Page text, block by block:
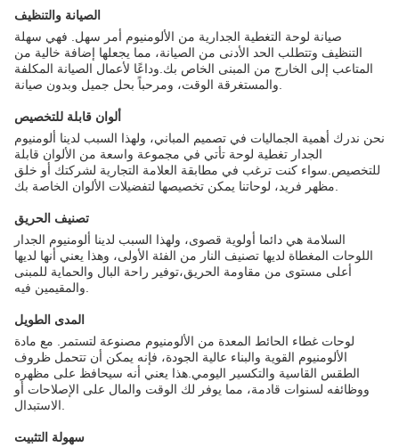
الصيانة والتنظيف
صيانة لوحة التغطية الجدارية من الألومنيوم أمر سهل. فهي سهلة
التنظيف وتتطلب الحد الأدنى من الصيانة، مما يجعلها إضافة خالية من
المتاعب إلى الخارج من المبنى الخاص بك.وداعًا لأعمال الصيانة المكلفة
ألوان قابلة للتخصيص
نحن ندرك أهمية الجماليات في تصميم المباني، ولهذا السبب لدينا ألومنيوم
الجدار تغطية لوحة تأتي في مجموعة واسعة من الألوان قابلة
للتخصيص.سواء كنت ترغب في مطابقة العلامة التجارية لشركتك أو خلق
تصنيف الحريق
السلامة هي دائما أولوية قصوى، ولهذا السبب لدينا ألومنيوم الجدار
اللوحات المغطاة لديها تصنيف النار من الفئة الأولى، وهذا يعني أنها لديها
أعلى مستوى من مقاومة الحريق،توفير راحة البال والحماية للمبنى
المدى الطويل
لوحات غطاء الحائط المعدة من الألومنيوم مصنوعة لتستمر. مع مادة
الألومنيوم القوية والبناء عالية الجودة، فإنه يمكن أن تتحمل ظروف
الطقس القاسية والتكسير اليومي.هذا يعني أنه سيحافظ على مظهره
ووظائفه لسنوات قادمة، مما يوفر لك الوقت والمال على الإصلاحات أو
سهولة التثبيت